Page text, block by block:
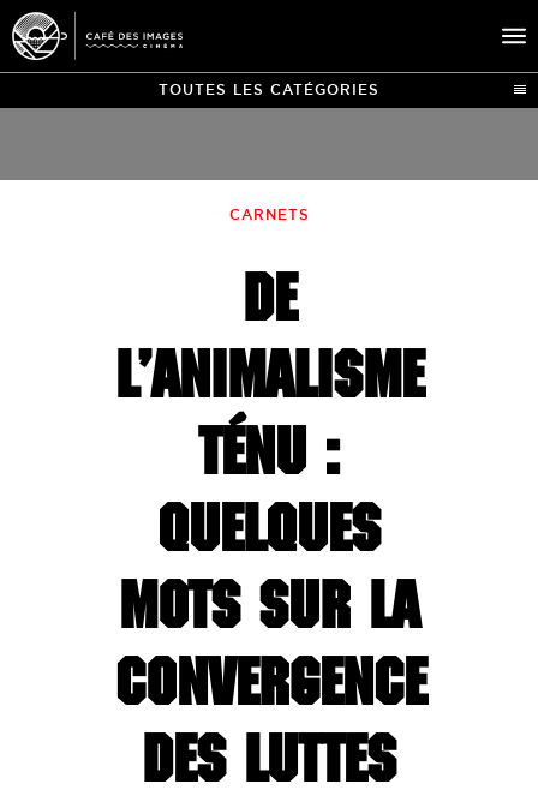
ÉVÉNEMENTS
PRATIQUE
ÉDUCATION AUX IMAGES
TOUTES LES CATÉGORIES
CARNETS
DE
L’ANIMALISME
TÉNU :
QUELQUES
MOTS SUR LA
CONVERGENCE
DES LUTTES